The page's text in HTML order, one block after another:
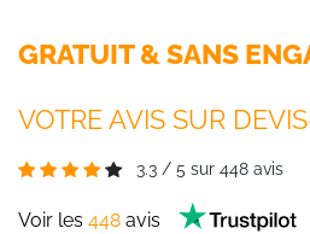
GRATUIT & SANS
VOTRE AVIS SUR
3.3 / 5 sur 448 avis
Voir les 448 avis